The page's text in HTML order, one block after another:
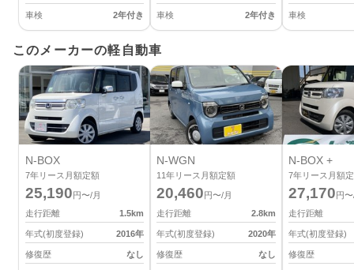
車検 2年付き 車検 2年付き 車検
このメーカーの軽自動車
N-BOX
7年リース月額定額
25,190円〜/月
走行距離
1.5km
年式(初度登録) 2016年
修復歴 なし
N-WGN
11年リース月額定額
20,460円〜/月
走行距離
2.8km
年式(初度登録) 2020年
修復歴 なし
N-BOX +
7年リース月額
27,170円
走行距離
年式(初度登録)
修復歴